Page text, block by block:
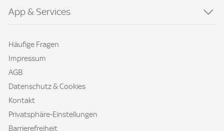
App & Services
Häufige Fragen
Impressum
AGB
Datenschutz & Cookies
Kontakt
Privatsphäre-Einstellungen
Barrierefreiheit